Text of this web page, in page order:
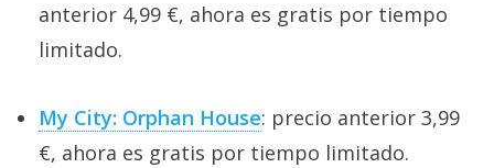
anterior 4,99 €, ahora es gratis por tiempo
limitado.
My City: Orphan House: precio anterior 3,99
€, ahora es gratis por tiempo limitado.